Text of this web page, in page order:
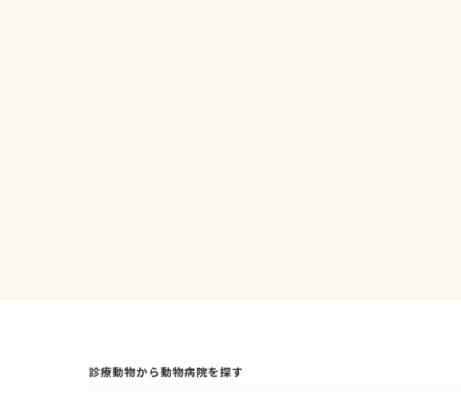
診療動物から動物病院を探す